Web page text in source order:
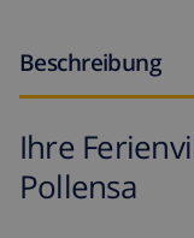
Beschreibung
Ihre
Pollensa